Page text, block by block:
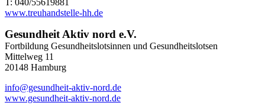
www.treuhandstelle-hh.de
Gesundheit Aktiv nord e.V.
Fortbildung Gesundheitslotsinnen und Gesundheitslotsen
Mittelweg 11
20148 Hamburg
info@gesundheit-aktiv-nord.de
www.gesundheit-aktiv-nord.de